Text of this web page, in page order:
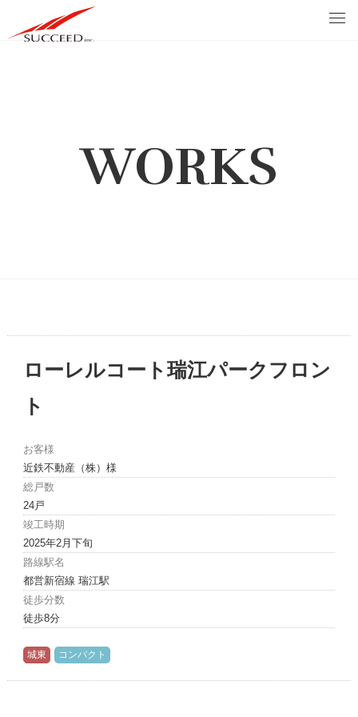
WORKS
ローレルコート瑞江パークフロン
ト
お客様
近鉄不動産（株）様
総戸数
24戸
竣工時期
2025年2月下旬
路線駅名
都営新宿線 瑞江駅
徒歩分数
徒歩8分
城東 コンパクト